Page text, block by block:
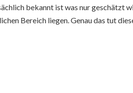
bekannt ist was nur geschätzt
Bereich liegen. Genau das tut